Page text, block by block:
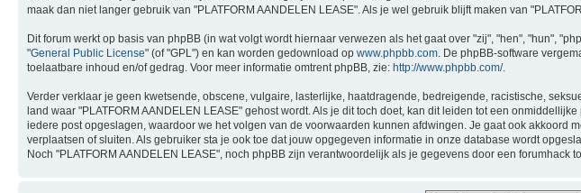
maak dan niet langer gebruik van "PLATFORM AANDELEN LEASE". Als je wel gebruik blijft maken van
Dit forum werkt op basis van phpBB (in wat volgt wordt hiernaar verwezen als het gaat over "zij", "hen", "hun",
"General Public License" (of "GPL") en kan worden gedownload op www.phpbb.com. De phpBB-software
toelaatbare inhoud en/of gedrag. Voor meer informatie omtrent phpBB, zie: http://www.phpbb.com/.
Verder verklaar je geen kwetsende, obscene, vulgaire, lasterlijke, haatdragende, bedreigende, racistische,
land waar "PLATFORM AANDELEN LEASE" gehost wordt. Als je dit toch doet, kan dit leiden tot een
iedere post opgeslagen, waardoor we het volgen van de voorwaarden kunnen afdwingen. Je gaat ook akkoord
verplaatsen of sluiten. Als gebruiker sta je ook toe dat jouw opgegeven informatie in onze database wordt
Noch "PLATFORM AANDELEN LEASE", noch phpBB zijn verantwoordelijk als je gegevens door een forumhack